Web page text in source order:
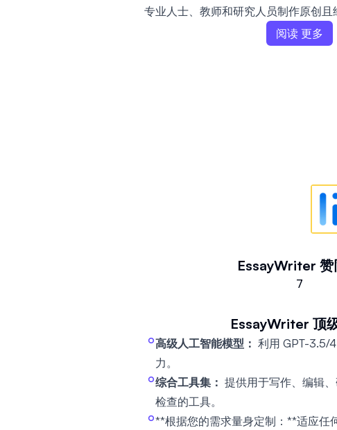
专业人士、教师和研究人员制作原创
书面内容。用户可以轻松地产生想法、
数据库中进行研究并正确引用来源。编
阅读 更多
EssayWriter 赞
7
EssayWriter 顶
高级人工智能模型： 利用 GPT-3.5/
力。
综合工具集： 提供用于写作、编辑
检查的工具。
**根据您的需求量身定制：**适应任